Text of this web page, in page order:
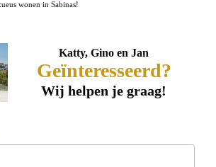
wonen in Sabinas!
Katty, Gino en Jan
Geïnteresseerd?
Wij helpen je graag!